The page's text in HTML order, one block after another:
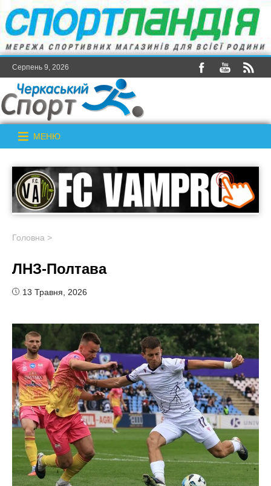
Серпень 9, 2026
МЕНЮ
Головна >
ЛНЗ-Полтава
13 Травня, 2026